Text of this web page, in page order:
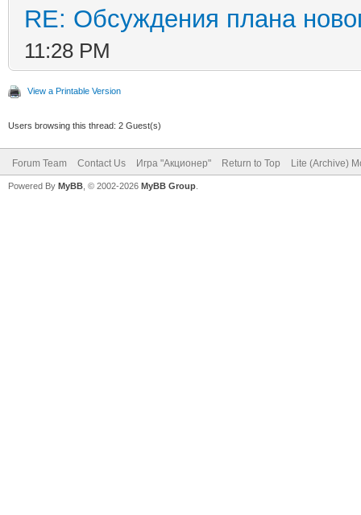
RE: Обсуждения плана
11:28 PM
View a Printable Version
Users browsing this thread: 2 Guest(s)
Forum Team Contact Us Игра "Акционер" Return to Top Lite (Archive)
Powered By MyBB , © 2002-2026 MyBB Group